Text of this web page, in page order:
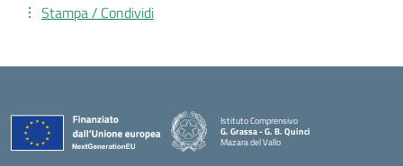
Stampa / Condividi
Istituto Comprensivo
G. Grassa - G. B. Quinci
Mazara del Vallo